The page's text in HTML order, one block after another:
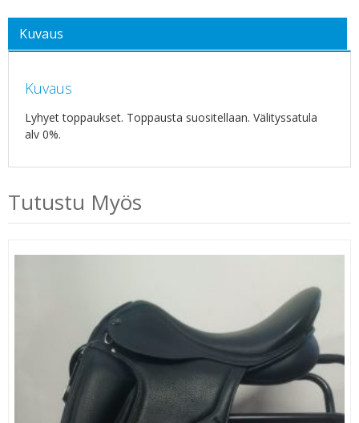
Kuvaus
Kuvaus
Lyhyet toppaukset. Toppausta suositellaan. Välityssatula
alv 0%.
Tutustu Myös